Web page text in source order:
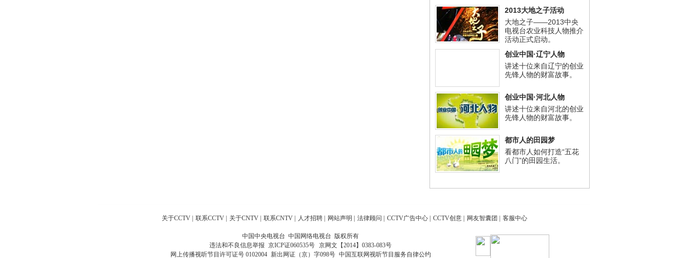
2013大地之子活动
大地之子——2013中央
电视台农业科技人物推介
活动正式启动。
创业中国·辽宁人物
讲述十位来自辽宁的创业
先锋人物的财富故事。
创业中国·河北人物
讲述十位来自河北的创业
先锋人物的财富故事。
都市人的田园梦
看都市人如何打造“五花
八门”的田园生活。
关于CCTV 联系CCTV 关于CNTV 联系CNTV 人才招聘 网站声明 法律顾问 CCTV广告中心 CCTV创意 网友智囊团 客服中心
中国中央电视台 中国网络电视台 版权所有
违法和不良信息举报 京ICP证060535号
京网文【2014】0383-083号
网上传播视听节目许可证号 0102004 新出网证（京）字098号 中国互联网视听节目服务自律公约